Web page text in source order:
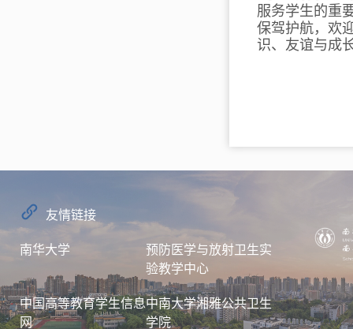
服务学生的重
保驾护航，欢
识、友谊与成
友情链接
南华大学
预防医学与放射卫生实
验教学中心
中国高等教育学生信息
网
中南大学湘雅公共卫生
学院